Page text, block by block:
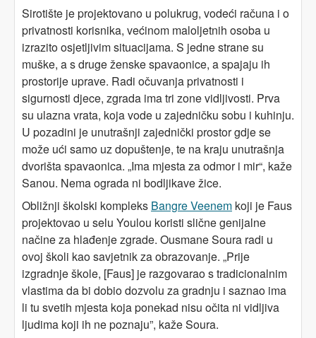
Sirotište je projektovano u polukrug, vodeći računa i o
privatnosti korisnika, većinom maloljetnih osoba u
izrazito osjetljivim situacijama. S jedne strane su
muške, a s druge ženske spavaonice, a spajaju ih
prostorije uprave. Radi očuvanja privatnosti i
sigurnosti djece, zgrada ima tri zone vidljivosti. Prva
su ulazna vrata, koja vode u zajedničku sobu i kuhinju.
U pozadini je unutrašnji zajednički prostor gdje se
može ući samo uz dopuštenje, te na kraju unutrašnja
dvorišta spavaonica. „Ima mjesta za odmor i mir“, kaže
Sanou. Nema ograda ni bodljikave žice.
Obližnji školski kompleks Bangre Veenem koji je Faus
projektovao u selu Youlou koristi slične genijalne
načine za hlađenje zgrade. Ousmane Soura radi u
ovoj školi kao savjetnik za obrazovanje. „Prije
izgradnje škole, [Faus] je razgovarao s tradicionalnim
vlastima da bi dobio dozvolu za gradnju i saznao ima
li tu svetih mjesta koja ponekad nisu očita ni vidljiva
ljudima koji ih ne poznaju”, kaže Soura.